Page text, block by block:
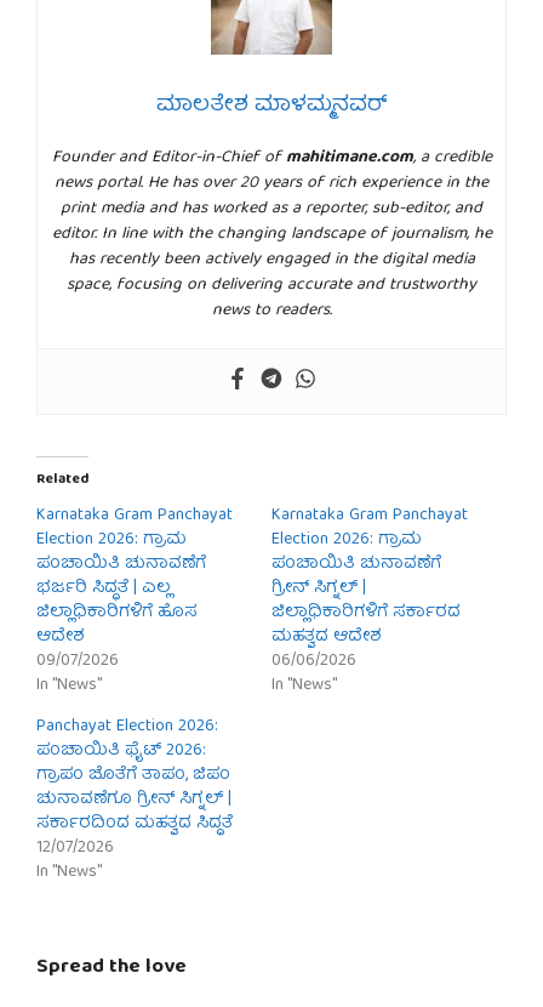
ಮಾಲತೇಶ ಮಾಳಮ್ಮನವರ್
Founder and Editor-in-Chief ofmahitimane.com, a credible
news portal. He has over 20 years of rich experience in the
print media and has worked as a reporter, sub-editor, and
editor. In line with the changing landscape of journalism, he
has recently been actively engaged in the digital media
space, focusing on delivering accurate and trustworthy
news to readers.
Related
Karnataka Gram Panchayat
Election 2026: ಗ್ರಾಮ
ಪಂಚಾಯಿತಿ ಚುನಾವಣೆಗೆ
ಭರ್ಜರಿ ಸಿದ್ಧತೆ | ಎಲ್ಲ
ಜಿಲ್ಲಾಧಿಕಾರಿಗಳಿಗೆ ಹೊಸ
ಆದೇಶ
09/07/2026
In "News"
Karnataka Gram Panchayat
Election 2026: ಗ್ರಾಮ
ಪಂಚಾಯಿತಿ ಚುನಾವಣೆಗೆ
ಗ್ರೀನ್ ಸಿಗ್ನಲ್ |
ಜಿಲ್ಲಾಧಿಕಾರಿಗಳಿಗೆ ಸರ್ಕಾರದ
ಮಹತ್ವದ ಆದೇಶ
06/06/2026
In "News"
Panchayat Election 2026:
ಪಂಚಾಯಿತಿ ಫೈಟ್ 2026:
ಗ್ರಾಪಂ ಜೊತೆಗೆ ತಾಪಂ, ಜಿಪಂ
ಚುನಾವಣೆಗೂ ಗ್ರೀನ್ ಸಿಗ್ನಲ್ |
ಸರ್ಕಾರದಿಂದ ಮಹತ್ವದ ಸಿದ್ಧತೆ
12/07/2026
In "News"
Spread the love